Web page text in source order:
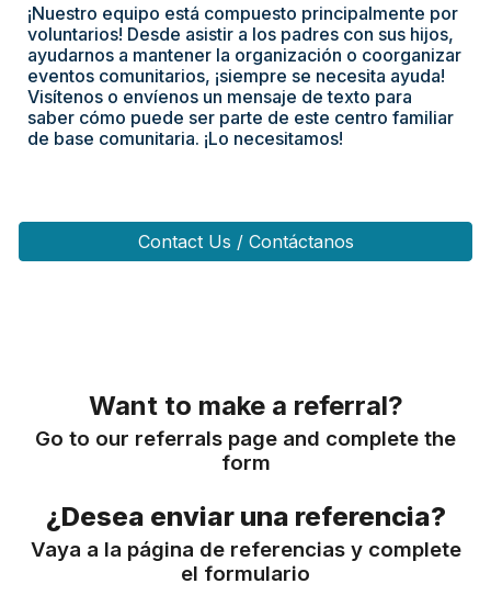
¡Nuestro equipo está compuesto principalmente por
voluntarios! Desde asistir a los padres con sus hijos,
ayudarnos a mantener la organización o coorganizar
eventos comunitarios, ¡siempre se necesita ayuda!
Visítenos o envíenos un mensaje de texto para
saber cómo puede ser parte de este centro familiar
de base comunitaria. ¡Lo necesitamos!
Contact Us / Contáctanos
Want to make a referral?
Go to our referrals page and complete the
form
¿Desea enviar una referencia?
Vaya a la página de referencias y complete
el formulario